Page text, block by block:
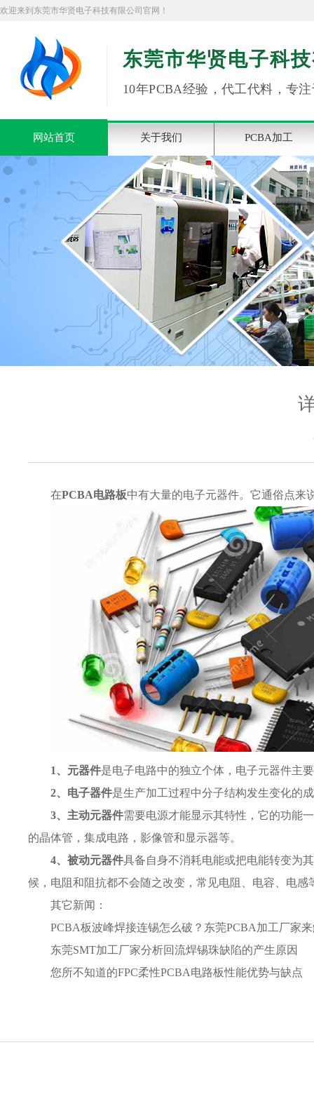
欢迎来到东莞市华贤电子科技有限公司官网！
东莞市华贤电子科
10年PCBA经验，代工代料，专
网站首页 关于我们 PCBA加工
在PCBA电路板中有大量的电子元器件。它通俗点来
1、元器件是电子电路中的独立个体，电子元器件主
2、电子器件是生产加工过程中分子结构发生变化的
3、主动元器件需要电源才能显示其特性，它的功能
的晶体管，集成电路，影像管和显示器等。
4、被动元器件具备自身不消耗电能或把电能转变为
候，电阻和阻抗都不会随之改变，常见电阻、电容、电感
其它新闻：
PCBA板波峰焊接连锡怎么破？东莞PCBA加工厂家
东莞SMT加工厂家分析回流焊锡珠缺陷的产生原因
您所不知道的FPC柔性PCBA电路板性能优势与缺点